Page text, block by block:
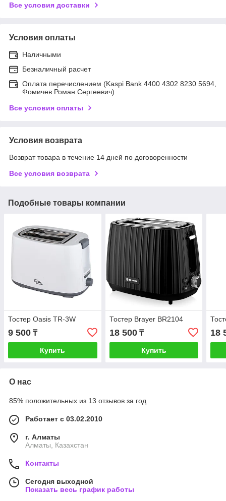
Все условия доставки
Условия оплаты
Наличными
Безналичный расчет
Оплата перечислением (Kaspi Bank 4400 4302 8230 5694,
Фомичев Роман Сергеевич)
Все условия оплаты
Условия возврата
Возврат товара в течение 14 дней по договоренности
Все условия возврата
Подобные товары компании
Тостер Oasis TR-3W
9 500 ₸
Купить
Тостер Brayer BR2104
18 500₸
Купить
18
О нас
85% положительных из 13 отзывов за год
Работает с 03.02.2010
г. Алматы
Алматы, Казахстан
Контакты
Сегодня выходной
Показать весь график работы